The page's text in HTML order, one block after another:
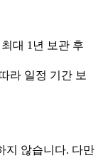
대 1년 보관 후
라 일정 기간 보
지 않습니다. 다만